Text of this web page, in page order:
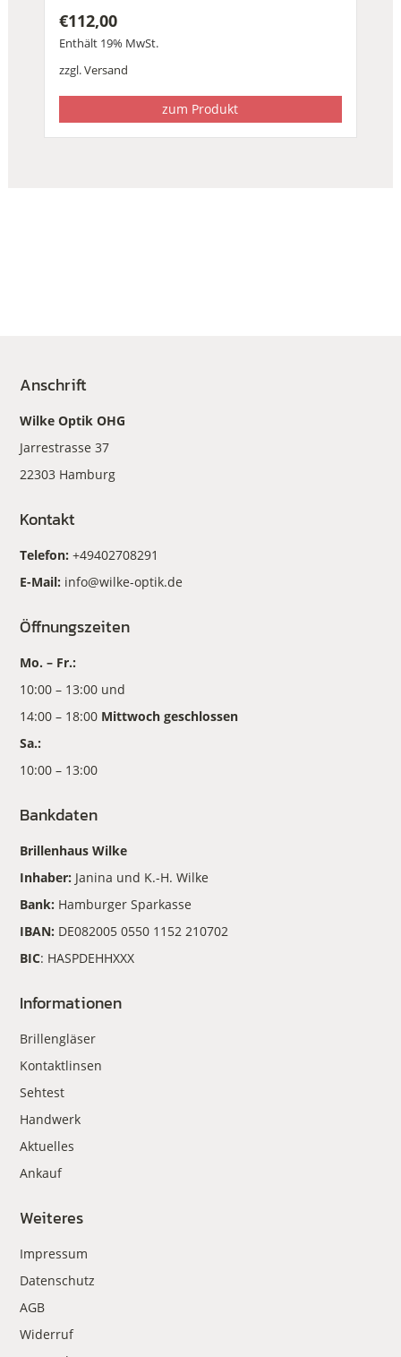
€112,00
Enthält 19% MwSt.
zzgl.Versand
zum Produkt
Anschrift
Wilke Optik OHG
Jarrestrasse 37
22303 Hamburg
Kontakt
Telefon:+49402708291
E-Mail: info@wilke-optik.de
Öffnungszeiten
Mo. – Fr.:
10:00 – 13:00 und
14:00 – 18:00 Mittwoch geschlossen
Sa.:
10:00 – 13:00
Bankdaten
Brillenhaus Wilke
Inhaber: Janina und K.-H. Wilke
Bank: Hamburger Sparkasse
IBAN: DE082005 0550 1152 210702
BIC: HASPDEHHXXX
Informationen
Brillengläser
Kontaktlinsen
Sehtest
Handwerk
Aktuelles
Ankauf
Weiteres
Impressum
Datenschutz
AGB
Widerruf